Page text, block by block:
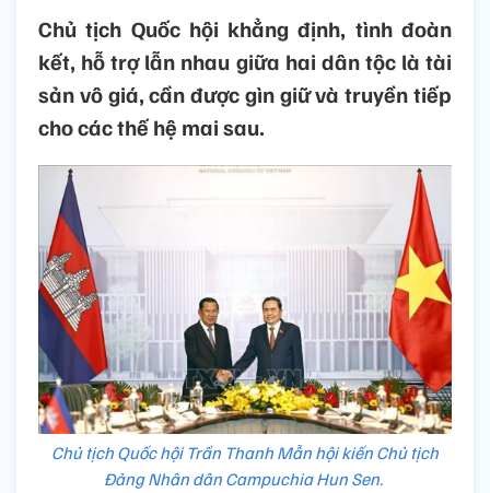
Chủ tịch Quốc hội khẳng định, tình đoàn
kết, hỗ trợ lẫn nhau giữa hai dân tộc là tài
sản vô giá, cần được gìn giữ và truyền tiếp
cho các thế hệ mai sau.
Chủ tịch Quốc hội Trần Thanh Mẫn hội kiến Chủ tịch
Đảng Nhân dân Campuchia Hun Sen.